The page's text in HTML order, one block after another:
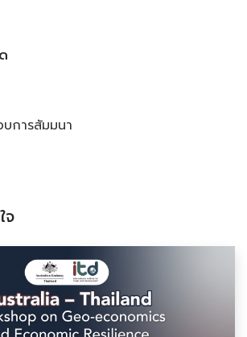
บการสัมมนา
จ